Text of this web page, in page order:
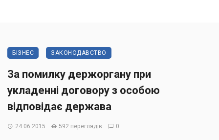
БІЗНЕС ЗАКОНОДАВСТВО
За помилку держоргану при
укладенні договору з особою
відповідає держава
24.06.2015 592 переглядів 0